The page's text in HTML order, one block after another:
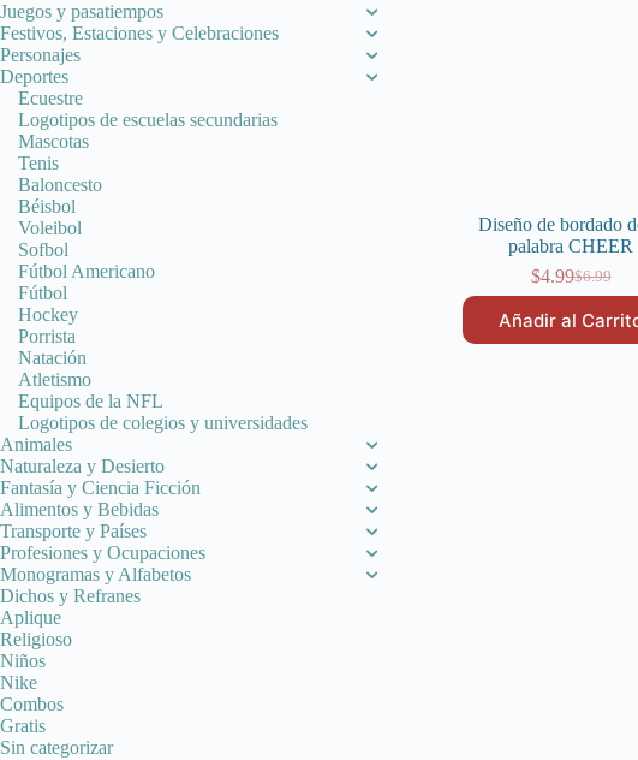
Diseño de bordado
palabra CHEER
$6.99
El
original
era:
$4.99El
actual
es:
Añadir al
Juegos y pasatiempos
Festivos, Estaciones y Celebraciones
Personajes
Deportes
Ecuestre
Logotipos de escuelas secundarias
Mascotas
Tenis
Baloncesto
Béisbol
Voleibol
Sofbol
Fútbol Americano
Fútbol
Hockey
Porrista
Natación
Atletismo
Equipos de la NFL
Logotipos de colegios y universidades
Animales
Naturaleza y Desierto
Fantasía y Ciencia Ficción
Alimentos y Bebidas
Transporte y Países
Profesiones y Ocupaciones
Monogramas y Alfabetos
Dichos y Refranes
Aplique
Religioso
Niños
Nike
Combos
Gratis
Sin categorizar